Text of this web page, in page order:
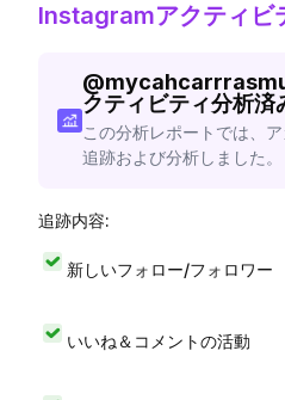
Instagramアクティビ
@
クティビティ分析済
この分析レポートでは、
追跡および分析しました。
追跡内容:
新しいフォロー/フォロワー
いいね＆コメントの活動